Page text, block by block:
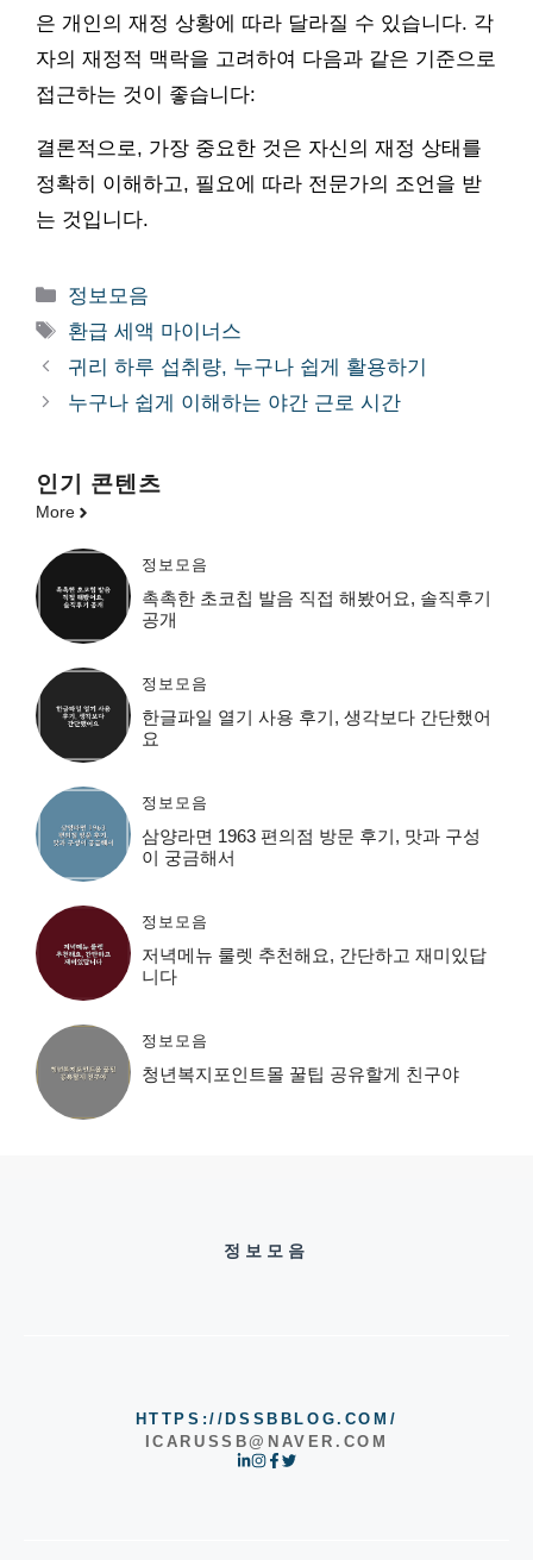
은 개인의 재정 상황에 따라 달라질 수 있습니다. 각
자의 재정적 맥락을 고려하여 다음과 같은 기준으로
접근하는 것이 좋습니다:
결론적으로, 가장 중요한 것은 자신의 재정 상태를
정확히 이해하고, 필요에 따라 전문가의 조언을 받
는 것입니다.
카
테
리
정보모음
태
그
환급 세액 마이너스
귀리 하루 섭취량, 누구나 쉽게 활용하기
누구나 쉽게 이해하는 야간 근로 시간
인기 콘텐츠
More
정보모음
촉촉한 초코칩 발음 직접 해봤어요, 솔직후기
공개
정보모음
한글파일 열기 사용 후기, 생각보다 간단했어
요
정보모음
삼양라면 1963 편의점 방문 후기, 맛과 구성
이 궁금해서
정보모음
저녁메뉴 룰렛 추천해요, 간단하고 재미있답
니다
정보모음
청년복지포인트몰 꿀팁 공유할게 친구야
정보모음
HTTPS://DSSBBLOG.COM/
ICARUSSB@NAVER.COM